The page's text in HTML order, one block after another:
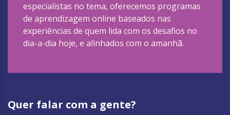
especialistas no tema, oferecemos programas
de aprendizagem online baseados nas
experiências de quem lida com os desafios no
dia-a-dia hoje, e alinhados com o amanhã.
Quer falar com a gente?